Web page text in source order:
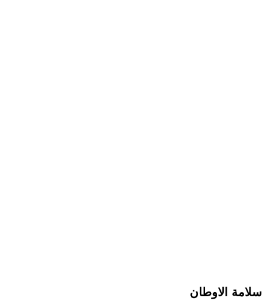
سلامة الاوطان